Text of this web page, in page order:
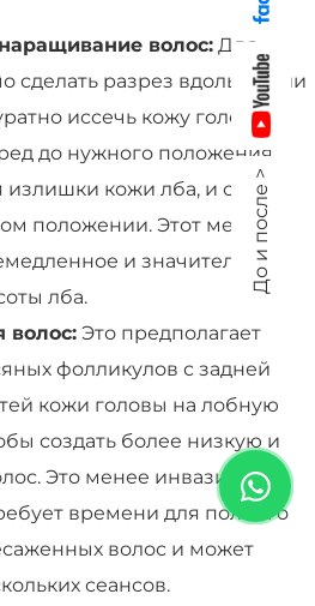
волос: Для
сделать разрез вдоль линии
иссечь кожу головы и
до нужного положения.
кожи лба, и скальп
положении. Этот метод
и значительное
лба.
волос: Это предполагает
фолликулов с задней
кожи головы на лобную
создать более низкую и
Это менее инвазивный
времени для полного
волос и может
сеансов.
До и после >